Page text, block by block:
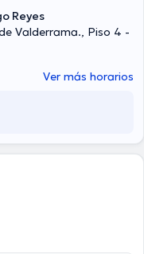
Reyes
Valderrama., Piso 4 -
Ver más horarios